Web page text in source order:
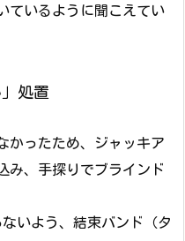
ているように聞こえてい
処置
かったため、ジャッキア
み、手探りでブラインド
いよう、結束バンド（タ